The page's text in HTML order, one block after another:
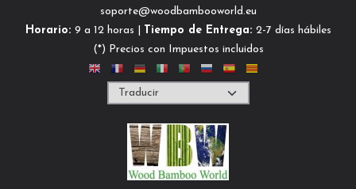
soporte@woodbambooworld.eu
Horario: 9 a 12 horas | Tiempo de Entrega: 2-7 días hábiles
(*) Precios con Impuestos incluidos